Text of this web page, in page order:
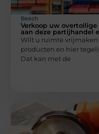
Beech
Verkoop uw
aan deze partijhandel
Wilt u ruimte
producten en hier
Dat kan met de